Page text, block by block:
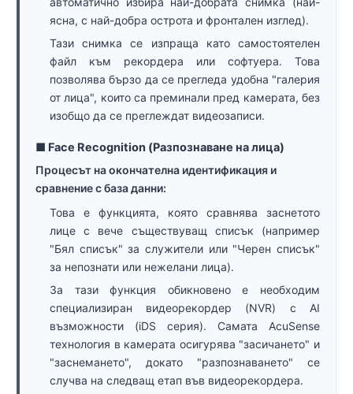
ясна, с най-добра острота и фронтален изглед).
Тази снимка се изпраща като самостоятелен
файл към рекордера или софтуера. Това
позволява бързо да се прегледа удобна "галерия
от лица", които са преминали пред камерата, без
изобщо да се преглеждат видеозаписи.
■ Face Recognition (Разпознаване на лица)
Процесът на окончателна идентификация и
сравнение с база данни:
Това е функцията, която сравнява заснетото
лице с вече съществуващ списък (например
"Бял списък" за служители или "Черен списък"
за непознати или нежелани лица).
За тази функция обикновено е необходим
специализиран видеорекордер (NVR) с AI
възможности (iDS серия). Самата AcuSense
технология в камерата осигурява "засичането" и
"заснемането", докато "разпознаването" се
случва на следващ етап във видеорекордера.